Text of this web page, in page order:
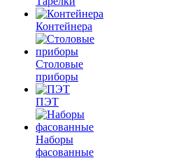
Контейнера
Столовые
приборы
ПЭТ
Наборы
фасованные